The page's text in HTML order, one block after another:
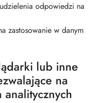
odpowiedzi na
zastosowanie w danym
lub inne
na
analitycznych